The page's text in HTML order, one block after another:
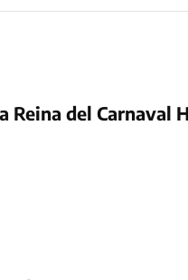
Reina del Carnaval